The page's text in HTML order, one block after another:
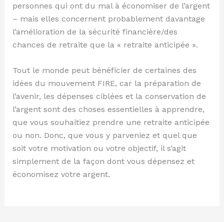
personnes qui ont du mal à économiser de l’argent
– mais elles concernent probablement davantage
l’amélioration de la sécurité financière/des
chances de retraite que la « retraite anticipée ».
Tout le monde peut bénéficier de certaines des
idées du mouvement FIRE, car la préparation de
l’avenir, les dépenses ciblées et la conservation de
l’argent sont des choses essentielles à apprendre,
que vous souhaitiez prendre une retraite anticipée
ou non. Donc, que vous y parveniez et quel que
soit votre motivation ou votre objectif, il s’agit
simplement de la façon dont vous dépensez et
économisez votre argent.